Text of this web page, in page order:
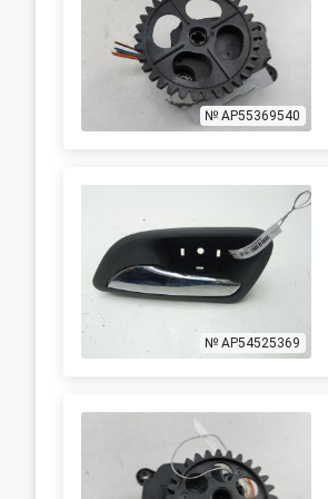
№ AP55369540
№ AP54525369